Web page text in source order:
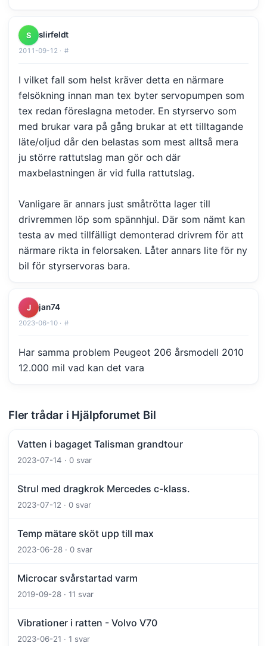
S slirfeldt
2011-09-12 · #
I vilket fall som helst kräver detta en närmare
felsökning innan man tex byter servopumpen som
tex redan föreslagna metoder. En styrservo som
med brukar vara på gång brukar at ett tilltagande
läte/oljud dår den belastas som mest alltså mera
ju större rattutslag man gör och där
maxbelastningen är vid fulla rattutslag.
Vanligare är annars just småtrötta lager till
drivremmen löp som spännhjul. Där som nämt kan
testa av med tillfälligt demonterad drivrem för att
närmare rikta in felorsaken. Låter annars lite för ny
bil för styrservoras bara.
J jan74
2023-06-10 · #
Har samma problem Peugeot 206 årsmodell 2010
12.000 mil vad kan det vara
Fler trådar i Hjälpforumet Bil
Vatten i bagaget Talisman grandtour
2023-07-14 · 0 svar
Strul med dragkrok Mercedes c-klass.
2023-07-12 · 0 svar
Temp mätare sköt upp till max
2023-06-28 · 0 svar
Microcar svårstartad varm
2019-09-28 · 11 svar
Vibrationer i ratten - Volvo V70
2023-06-21 · 1 svar